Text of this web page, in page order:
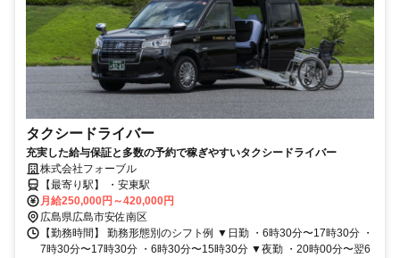
タクシードライバー
充実した給与保証と多数の予約で稼ぎやすいタクシードライバー
株式会社フォーブル
【最寄り駅】 ・安東駅
月給250,000円～420,000円
広島県広島市安佐南区
【勤務時間】 勤務形態別のシフト例 ▼日勤 ・6時30分〜17時30分 ・
7時30分〜17時30分 ・6時30分〜15時30分 ▼夜勤 ・20時00分〜翌6